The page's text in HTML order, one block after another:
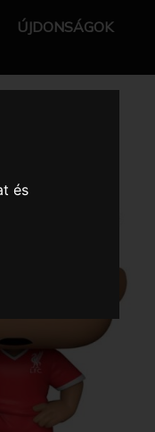
és
ÚJDONSÁGOK